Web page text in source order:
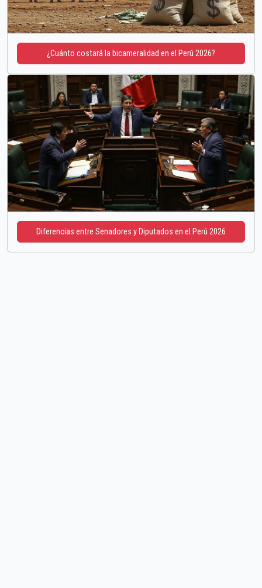
¿Cuánto costará la bicameralidad en el Perú 2026?
Diferencias entre Senadores y Diputados en el Perú 2026